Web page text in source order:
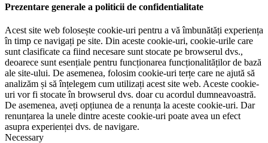
Prezentare generale a politicii de confidentialitate
Acest site web folosește cookie-uri pentru a vă îmbunătăți experiența
în timp ce navigați pe site. Din aceste cookie-uri, cookie-urile care
sunt clasificate ca fiind necesare sunt stocate pe browserul dvs.,
deoarece sunt esențiale pentru funcționarea funcționalităților de bază
ale site-ului. De asemenea, folosim cookie-uri terțe care ne ajută să
analizăm și să înțelegem cum utilizați acest site web. Aceste cookie-
uri vor fi stocate în browserul dvs. doar cu acordul dumneavoastră.
De asemenea, aveți opțiunea de a renunța la aceste cookie-uri. Dar
renunțarea la unele dintre aceste cookie-uri poate avea un efect
asupra experienței dvs. de navigare.
Necessary